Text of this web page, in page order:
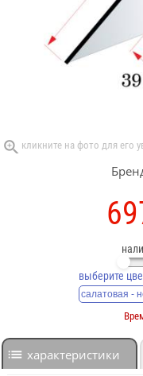
выберите
характеристики